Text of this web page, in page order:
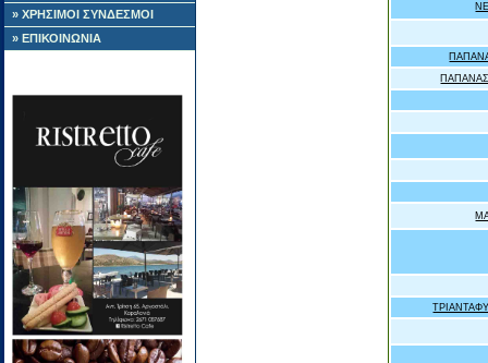
» ΧΡΗΣΙΜΟΙ ΣΥΝΔΕΣΜΟΙ
» ΕΠΙΚΟΙΝΩΝΙΑ